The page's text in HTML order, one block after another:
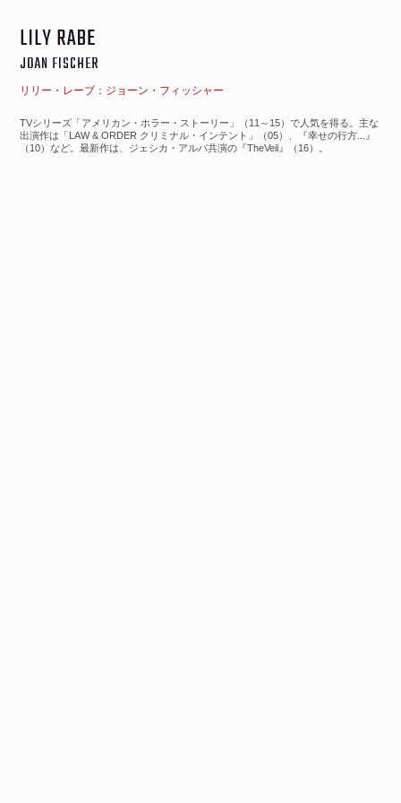
LILY RABE
JOAN FISCHER
リリー・レーブ：ジョーン・フィッシャー
TVシリーズ「アメリカン・ホラー・ストーリー」（11～15）で人気を得る。主な
出演作は「LAW & ORDER クリミナル・インテント」（05）、『幸せの行方...』
（10）など。最新作は、ジェシカ・アルバ共演の『TheVeil』（16）。